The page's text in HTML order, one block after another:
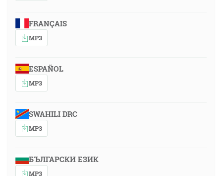
FRANÇAIS
MP3
ESPAÑOL
MP3
SWAHILI DRC
MP3
БЪЛГАРСКИ ЕЗИК
MP3